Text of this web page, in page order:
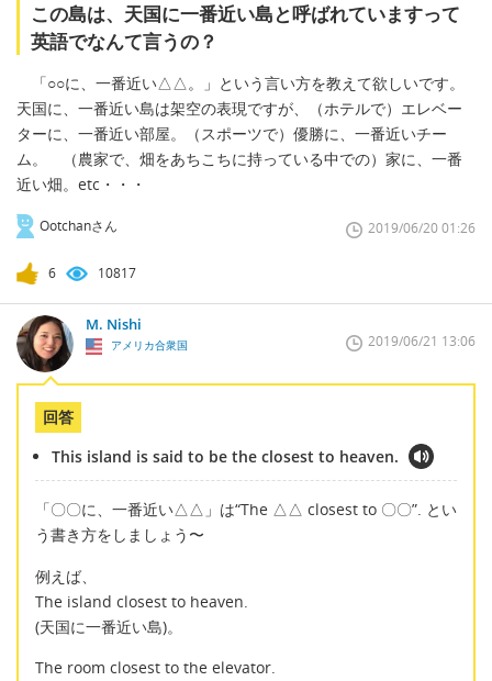
この島は、天国に一番近い島と呼ばれていますって
英語でなんて言うの？
「○○に、一番近い△△。」という言い方を教えて欲しいです。
天国に、一番近い島は架空の表現ですが、（ホテルで）エレベー
ターに、一番近い部屋。（スポーツで）優勝に、一番近いチー
ム。 （農家で、畑をあちこちに持っている中での）家に、一番
近い畑。etc・・・
Ootchanさん 2019/06/20 01:26
6 10817
M. Nishi
アメリカ合衆国 2019/06/21 13:06
回答
This island is said to be the closest to heaven.
「〇〇に、一番近い△△」は“The △△ closest to 〇〇”. とい
う書き方をしましょう〜
例えば、
The island closest to heaven.
(天国に一番近い島)。
The room closest to the elevator.